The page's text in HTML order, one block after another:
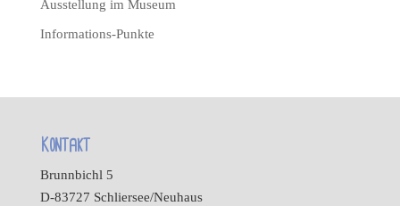
Ausstellung im Museum
Informations-Punkte
Kontakt
Brunnbichl 5
D-83727 Schliersee/Neuhaus